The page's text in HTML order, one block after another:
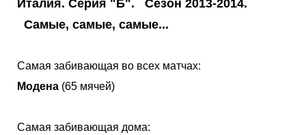
Италия. Серия "Б". Сезон 2013-2014.
Самые, самые, самые...
Самая забивающая во всех матчах:
Модена (65 мячей)
Самая забивающая дома: